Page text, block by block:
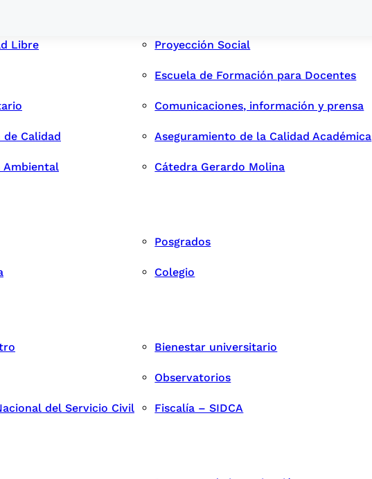
Libre Proyección Social
Escuela de Formación para Docentes
Comunicaciones, información y prensa
Calidad Aseguramiento de la Calidad Académica
Ambiental Cátedra Gerardo Molina
Posgrados
Colegio
Bienestar universitario
Observatorios
del Servicio Civil Fiscalía – SIDCA